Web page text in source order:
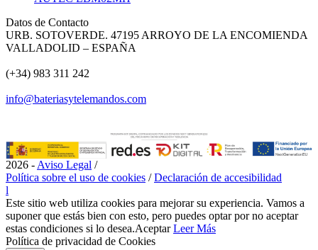
Datos de Contacto
URB. SOTOVERDE. 47195 ARROYO DE LA ENCOMIENDA
VALLADOLID – ESPAÑA
(+34) 983 311 242
info@bateriasytelemandos.com
2026 -Aviso Legal /
Política sobre el uso de cookies /Declaración de accesibilidad
l
Este sitio web utiliza cookies para mejorar su experiencia. Vamos a
suponer que estás bien con esto, pero puedes optar por no aceptar
estas condiciones si lo desea.Aceptar Leer Más
Política de privacidad de Cookies